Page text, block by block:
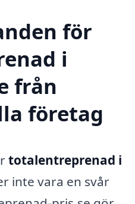
för
i
från
företag
totalentreprenad i
inte vara en svår